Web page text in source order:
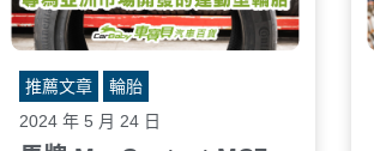
2024 年 5 月 24 日
推薦文章 輪胎